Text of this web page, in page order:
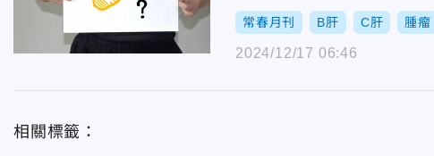
常春月刊 B肝 C肝 腫瘤
2024/12/17 06:46
相關標籤：